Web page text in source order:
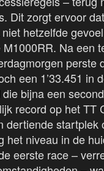
Dit zorgt ervoor
hetzelfde
Na een
perste
een 1’33.451 in
bijna een
record op het TT
dertiende startplek
het niveau in de
eerste race –